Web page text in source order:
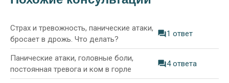
Страх и тревожность, панические атаки,
бросает в дрожь. Что делать?
1 ответ
Панические атаки, головные боли,
постоянная тревога и ком в горле
4 ответа